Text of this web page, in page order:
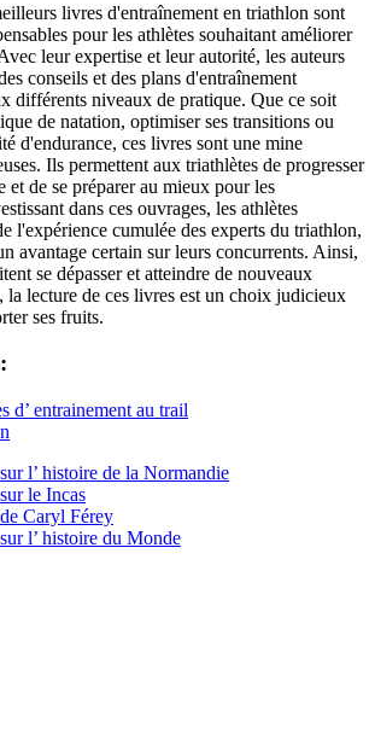
livres d'entraînement en triathlon sont
pour les athlètes souhaitant améliorer
leur expertise et leur autorité, les auteurs
conseils et des plans d'entraînement
différents niveaux de pratique. Que ce soit
de natation, optimiser ses transitions ou
d'endurance, ces livres sont une mine
Ils permettent aux triathlètes de progresser
et de se préparer au mieux pour les
dans ces ouvrages, les athlètes
l'expérience cumulée des experts du triathlon,
avantage certain sur leurs concurrents. Ainsi,
se dépasser et atteindre de nouveaux
la lecture de ces livres est un choix judicieux
ses fruits.
d’ entrainement au trail
l’ histoire de la Normandie
le Incas
Caryl Férey
l’ histoire du Monde